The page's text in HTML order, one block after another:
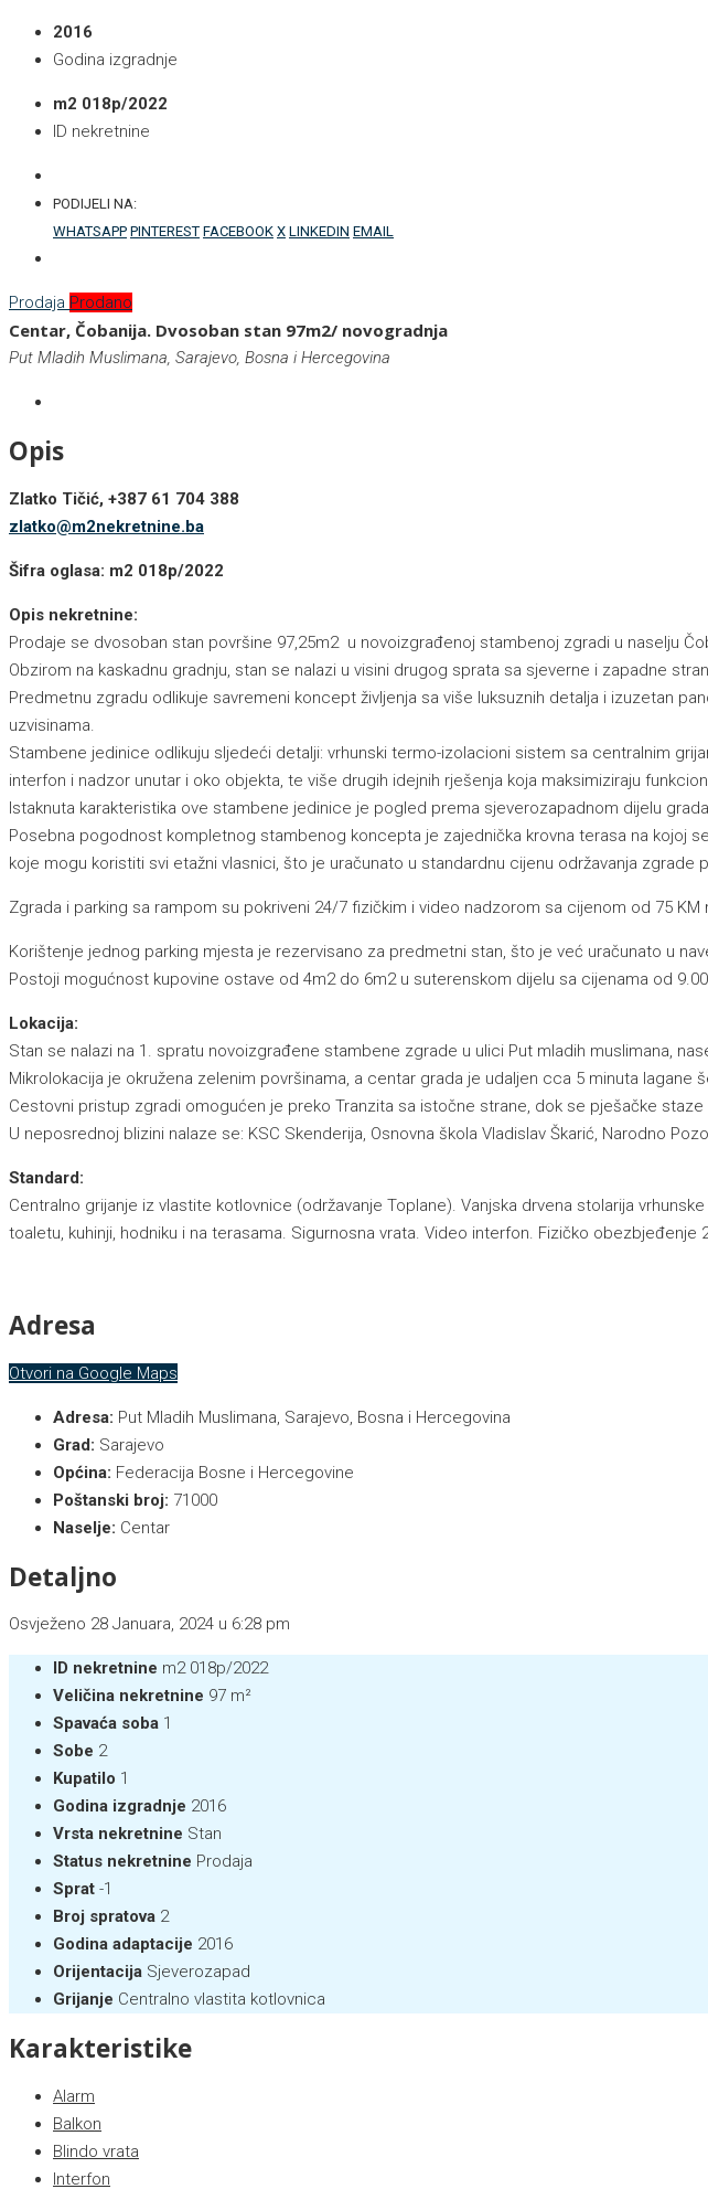
2016
Godina izgradnje
m2 018p/2022
ID nekretnine
PODIJELI NA:
WHATSAPP PINTEREST FACEBOOK X LINKEDIN EMAIL
Prodaja Prodano
Centar, Čobanija. Dvosoban stan 97m2/ novogradnja
Put Mladih Muslimana, Sarajevo, Bosna i Hercegovina
Opis
Zlatko Tičić, +387 61 704 388
zlatko@m2nekretnine.ba
Šifra oglasa: m2 018p/2022
Opis nekretnine:
Prodaje se dvosoban stan površine 97,25m2 u novoizgrađenoj stambenoj zgradi u naselju
Obzirom na kaskadnu gradnju, stan se nalazi u visini drugog sprata sa sjeverne i zapadne
Predmetnu zgradu odlikuje savremeni koncept življenja sa više luksuznih detalja i izuzetan
uzvisinama.
Stambene jedinice odlikuju sljedeći detalji: vrhunski termo-izolacioni sistem sa centralnim
interfon i nadzor unutar i oko objekta, te više drugih idejnih rješenja koja maksimiziraju
Istaknuta karakteristika ove stambene jedinice je pogled prema sjeverozapadnom dijelu
Posebna pogodnost kompletnog stambenog koncepta je zajednička krovna terasa na kojoj
koje mogu koristiti svi etažni vlasnici, što je uračunato u standardnu cijenu održavanja zgrade
Zgrada i parking sa rampom su pokriveni 24/7 fizičkim i video nadzorom sa cijenom od 75 KM
Korištenje jednog parking mjesta je rezervisano za predmetni stan, što je već uračunato u
Postoji mogućnost kupovine ostave od 4m2 do 6m2 u suterenskom dijelu sa cijenama od
Lokacija:
Stan se nalazi na 1. spratu novoizgrađene stambene zgrade u ulici Put mladih muslimana,
Mikrolokacija je okružena zelenim površinama, a centar grada je udaljen cca 5 minuta lagane
Cestovni pristup zgradi omogućen je preko Tranzita sa istočne strane, dok se pješačke
U neposrednoj blizini nalaze se: KSC Skenderija, Osnovna škola Vladislav Škarić, Narodno
Standard:
Centralno grijanje iz vlastite kotlovnice (održavanje Toplane). Vanjska drvena stolarija
toaletu, kuhinji, hodniku i na terasama. Sigurnosna vrata. Video interfon. Fizičko obezbjeđenje
Adresa
Otvori na Google Maps
Adresa: Put Mladih Muslimana, Sarajevo, Bosna i Hercegovina
Grad: Sarajevo
Općina: Federacija Bosne i Hercegovine
Poštanski broj: 71000
Naselje: Centar
Detaljno
Osvježeno 28 Januara, 2024 u 6:28 pm
ID nekretnine m2 018p/2022
Veličina nekretnine 97 m²
Spavaća soba 1
Sobe 2
Kupatilo 1
Godina izgradnje 2016
Vrsta nekretnine Stan
Status nekretnine Prodaja
Sprat -1
Broj spratova 2
Godina adaptacije 2016
Orijentacija Sjeverozapad
Grijanje Centralno vlastita kotlovnica
Karakteristike
Alarm
Balkon
Blindo vrata
Interfon